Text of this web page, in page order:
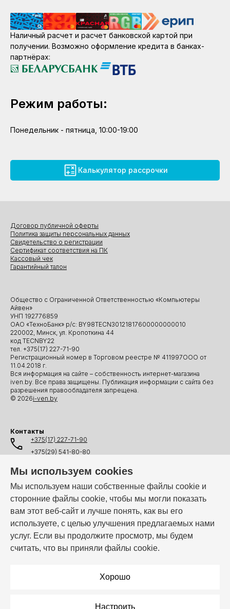
Мы используем cookies
Мы используем наши собственные файлы cookie и
сторонние файлы cookie, чтобы мы могли показать
вам этот веб-сайт и лучше понять, как вы его
используете, с целью улучшения предлагаемых нами
услуг. Если вы продолжите просмотр, мы будем
считать, что вы приняли файлы cookie.
Хорошо
Настроить
Наличный расчет и расчет банковской картой при
получении. Возможно оформление кредита в банках-
партнёрах:
Режим работы:
Понедельник - пятница, 10:00-19:00
Калькулятор рассрочки
Общество с Ограниченной Ответственностью «Компьютеры
Айвен»
УНП 192776859
ОАО «ТехноБанк» р/с: BY98TECN30121817600000000010
220002, Минск, ул. Кропоткина 44
код TECNBY22
тел. +375(17) 227-71-90
Регистрационный номер в Торговом реестре № 411997ООО от
11.04.2018 г.
Вся информация на сайте – собственность интернет-магазина
iven.by. Все права защищены. Публикация информации с сайта без
разрешения правообладателя запрещена.
© 2026i-ven.by
Договор публичной оферты
Политика защиты персональных данных
Свидетельство о регистрации
Сертификат соответствия на ПК
Кассовый чек
Гарантийный талон
Контакты
+375(17) 227-71-90
+375(29) 541-80-80
+375(44) 541-80-80
info@i-ven.by
Мы в мессенджерах:
Режим работы: Пн–Пт: 10:00 – 19:00